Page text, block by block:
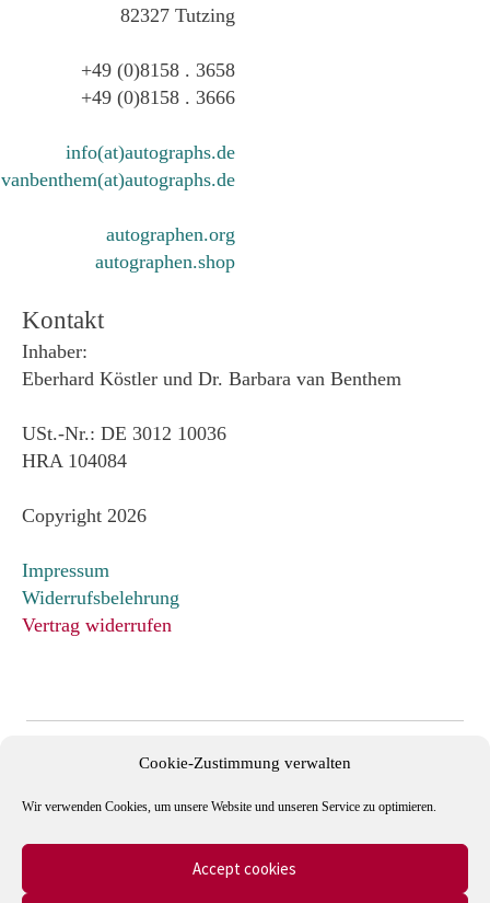
Cookie-Zustimmung verwalten
Wir verwenden Cookies, um unsere Website und unseren Service zu optimieren.
Accept cookies
82327 Tutzing
+49 (0)8158 . 3658
+49 (0)8158 . 3666
info(at)autographs.de
vanbenthem(at)autographs.de
autographen.org
autographen.shop
Kontakt
Inhaber:
Eberhard Köstler und Dr. Barbara van Benthem
USt.-Nr.: DE 3012 10036
HRA 104084
Copyright 2026
Impressum
Widerrufsbelehrung
Vertrag widerrufen